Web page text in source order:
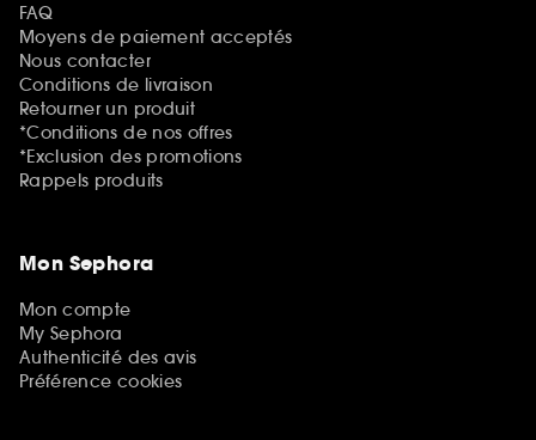
FAQ
Moyens de paiement acceptés
Nous contacter
Conditions de livraison
Retourner un produit
*Conditions de nos offres
*Exclusion des promotions
Rappels produits
Mon Sephora
Mon compte
My Sephora
Authenticité des avis
Préférence cookies